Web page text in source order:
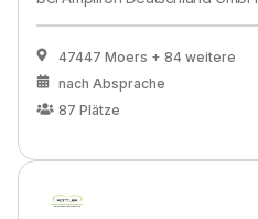
47447 Moers + 84 weitere
nach Absprache
87 Plätze